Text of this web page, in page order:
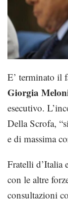
E’ terminato il
Giorgia
esecutivo.
Della Scrofa,
e di massima
Fratelli d’Italia
con le altre
consultazioni